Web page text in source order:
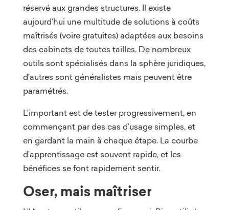
réservé aux grandes structures. Il existe
aujourd’hui une multitude de solutions à coûts
maîtrisés (voire gratuites) adaptées aux besoins
des cabinets de toutes tailles. De nombreux
outils sont spécialisés dans la sphère juridiques,
d’autres sont généralistes mais peuvent être
paramétrés.
L’important est de tester progressivement, en
commençant par des cas d’usage simples, et
en gardant la main à chaque étape. La courbe
d’apprentissage est souvent rapide, et les
bénéfices se font rapidement sentir.
Oser, mais maîtriser